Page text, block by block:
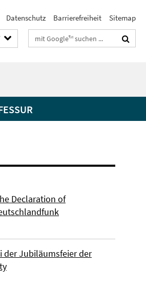
Datenschutz Barrierefreiheit Sitemap
Suchbegriffe
Declaration of
der Jubiläumsfeier der